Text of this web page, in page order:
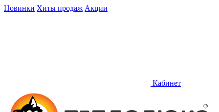
Новинки Хиты продаж Акции
Кабинет